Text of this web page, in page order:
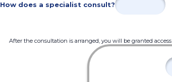
How does a specialist consult?
After the consultation is arranged, you will be granted